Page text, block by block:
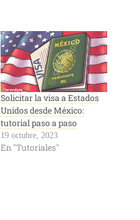
Solicitar la visa a Estados
Unidos desde México:
tutorial paso a paso
19 octubre, 2023
En "Tutoriales"